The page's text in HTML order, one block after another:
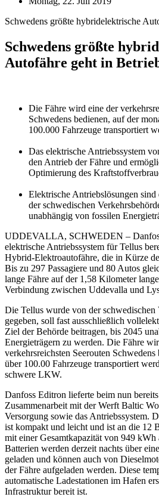
Schwedens größte hybridelektrische
Schwedens größte
Autofähre geht in
Die Fähre wird eine der
Schwedens bedienen, auf der
100.000 Fahrzeuge transportiert
Das elektrische Antriebssystem
den Antrieb der Fähre und
Optimierung des
Elektrische Antriebslösungen sind
der schwedischen
unabhängig von fossilen
UDDEVALLA, SCHWEDEN –
elektrische Antriebssystem für Tellus
Hybrid-Elektroautofähre, die in Kürze
Bis zu 297 Passagiere und 80 Autos
lange Fähre auf der 1,58 Kilometer
Verbindung zwischen Uddevalla und
Die Tellus wurde von der
gegeben, soll fast ausschließlich
Ziel der Behörde beitragen, bis 2045
Energieträgern zu werden. Die Fähre
verkehrsreichsten Seerouten
über 100.00 Fahrzeuge transportiert
schwere LKW.
Danfoss Editron lieferte beim nun
Zusammenarbeit mit der Werft Baltic
Versorgung sowie das Antriebssystem.
ist kompakt und leicht und ist an die 12
mit einer Gesamtkapazität von 949 kWh
Batterien werden derzeit nachts über
geladen und können auch von
der Fähre aufgeladen werden. Diese
automatische Ladestationen im Hafen
Infrastruktur bereit ist.